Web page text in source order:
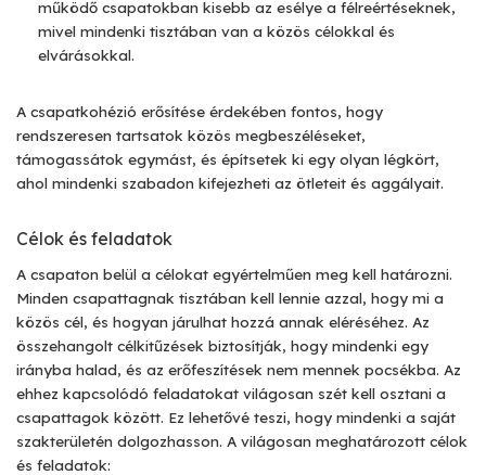
működő csapatokban kisebb az esélye a félreértéseknek,
mivel mindenki tisztában van a közös célokkal és
elvárásokkal.
A csapatkohézió erősítése érdekében fontos, hogy
rendszeresen tartsatok közös megbeszéléseket,
támogassátok egymást, és építsetek ki egy olyan légkört,
ahol mindenki szabadon kifejezheti az ötleteit és aggályait.
Célok és feladatok
A csapaton belül a célokat egyértelműen meg kell határozni.
Minden csapattagnak tisztában kell lennie azzal, hogy mi a
közös cél, és hogyan járulhat hozzá annak eléréséhez. Az
összehangolt célkitűzések biztosítják, hogy mindenki egy
irányba halad, és az erőfeszítések nem mennek pocsékba. Az
ehhez kapcsolódó feladatokat világosan szét kell osztani a
csapattagok között. Ez lehetővé teszi, hogy mindenki a saját
szakterületén dolgozhasson. A világosan meghatározott célok
és feladatok: